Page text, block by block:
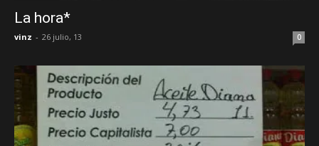
La hora*
vinz - 26 julio, 13 0